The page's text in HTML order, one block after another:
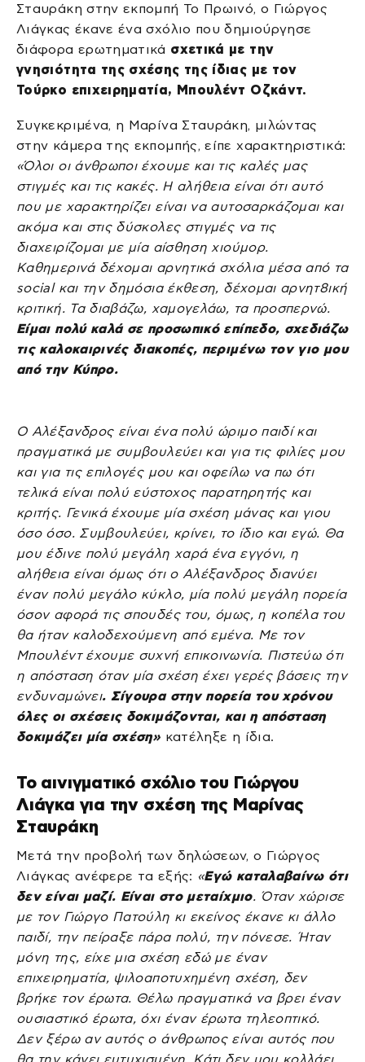
Σταυράκη στην εκπομπή Το Πρωινό, ο Γιώργος
Λιάγκας έκανε ένα σχόλιο που δημιούργησε
διάφορα ερωτηματικά σχετικά με την
γνησιότητα της σχέσης της ίδιας με τον
Τούρκο επιχειρηματία, Μπουλέντ Οζκάντ.
Συγκεκριμένα, η Μαρίνα Σταυράκη, μιλώντας
στην κάμερα της εκπομπής, είπε χαρακτηριστικά:
«Όλοι οι άνθρωποι έχουμε και τις καλές μας
στιγμές και τις κακές. Η αλήθεια είναι ότι αυτό
που με χαρακτηρίζει είναι να αυτοσαρκάζομαι και
ακόμα και στις δύσκολες στιγμές να τις
διαχειρίζομαι με μία αίσθηση χιούμορ.
Καθημερινά δέχομαι αρνητικά σχόλια μέσα από τα
social και την δημόσια έκθεση, δέχομαι αρνητ8ική
κριτική. Τα διαβάζω, χαμογελάω, τα προσπερνώ.
Είμαι πολύ καλά σε προσωπικό επίπεδο, σχεδιάζω
τις καλοκαιρινές διακοπές, περιμένω τον γιο μου
από την Κύπρο.
Ο Αλέξανδρος είναι ένα πολύ ώριμο παιδί και
πραγματικά με συμβουλεύει και για τις φιλίες μου
και για τις επιλογές μου και οφείλω να πω ότι
τελικά είναι πολύ εύστοχος παρατηρητής και
κριτής. Γενικά έχουμε μία σχέση μάνας και γιου
όσο όσο. Συμβουλεύει, κρίνει, το ίδιο και εγώ. Θα
μου έδινε πολύ μεγάλη χαρά ένα εγγόνι, η
αλήθεια είναι όμως ότι ο Αλέξανδρος διανύει
έναν πολύ μεγάλο κύκλο, μία πολύ μεγάλη πορεία
όσον αφορά τις σπουδές του, όμως, η κοπέλα του
θα ήταν καλοδεχούμενη από εμένα. Με τον
Μπουλέντ έχουμε συχνή επικοινωνία. Πιστεύω ότι
η απόσταση όταν μία σχέση έχει γερές βάσεις την
ενδυναμώνει. Σίγουρα στην πορεία του χρόνου
όλες οι σχέσεις δοκιμάζονται, και η απόσταση
δοκιμάζει μία σχέση» κατέληξε η ίδια.
Το αινιγματικό σχόλιο του Γιώργου
Λιάγκα για την σχέση της Μαρίνας
Σταυράκη
Μετά την προβολή των δηλώσεων, ο Γιώργος
Λιάγκας ανέφερε τα εξής: «Εγώ καταλαβαίνω ότι
δεν είναι μαζί. Είναι στο μεταίχμιο. Όταν χώρισε
με τον Γιώργο Πατούλη κι εκείνος έκανε κι άλλο
παιδί, την πείραξε πάρα πολύ, την πόνεσε. Ήταν
μόνη της, είχε μια σχέση εδώ με έναν
επιχειρηματία, ψιλοαποτυχημένη σχέση, δεν
βρήκε τον έρωτα. Θέλω πραγματικά να βρει έναν
ουσιαστικό έρωτα, όχι έναν έρωτα τηλεοπτικό.
Δεν ξέρω αν αυτός ο άνθρωπος είναι αυτός που